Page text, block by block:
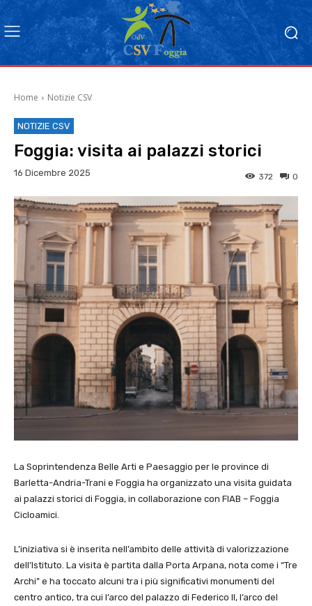
Home Notizie CSV
NOTIZIE CSV
Foggia: visita ai palazzi storici
16 Dicembre 2025 0
372
La Soprintendenza Belle Arti e Paesaggio per le province di
Barletta-Andria-Trani e Foggia ha organizzato una visita guidata
ai palazzi storici di Foggia, in collaborazione con FIAB – Foggia
Cicloamici.
L’iniziativa si è inserita nell’ambito delle attività di valorizzazione
dell’Istituto. La visita è partita dalla Porta Arpana, nota come i “Tre
Archi” e ha toccato alcuni tra i più significativi monumenti del
centro antico, tra cui l’arco del palazzo di Federico II, l’arco del